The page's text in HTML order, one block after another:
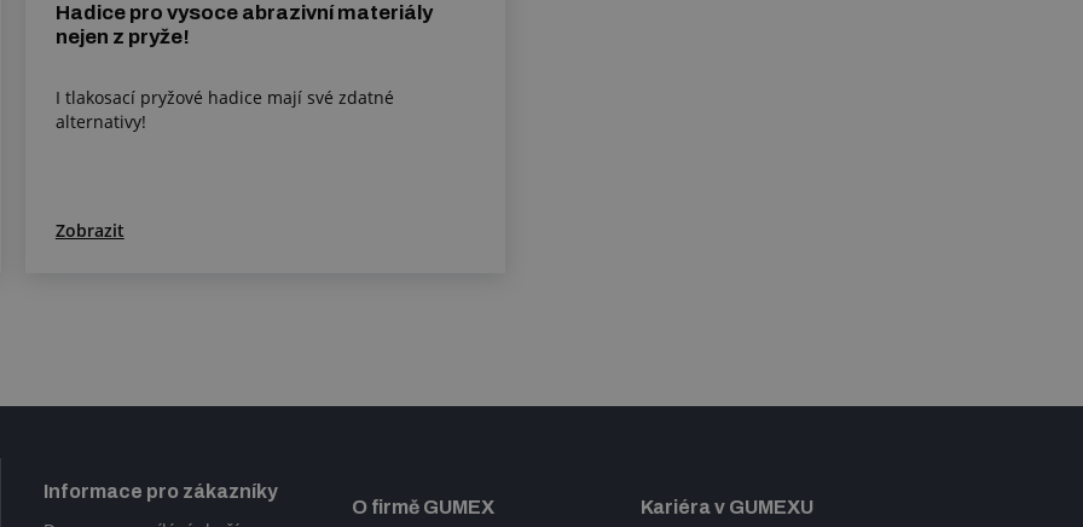
Hadice pro vysoce abrazivní materiály
nejen z pryže!
I tlakosací pryžové hadice mají své zdatné
alternativy!
Zobrazit
Informace pro zákazníky
O firmě GUMEX Kariéra v GUMEXU